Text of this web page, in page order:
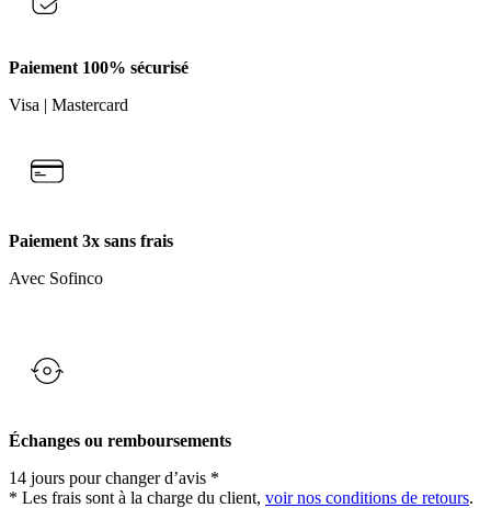
Paiement 100% sécurisé
Visa | Mastercard
Paiement 3x sans frais
Avec Sofinco
Échanges ou remboursements
14 jours pour changer d’avis *
* Les frais sont à la charge du client, voir nos conditions de retours.